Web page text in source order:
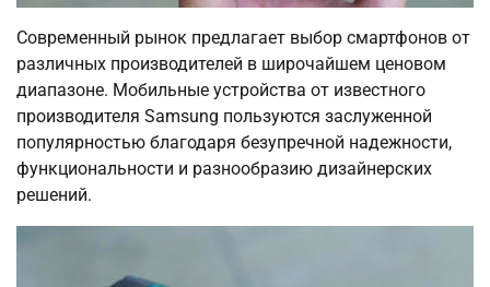
Современный рынок предлагает выбор смартфонов от
различных производителей в широчайшем ценовом
диапазоне. Мобильные устройства от известного
производителя Samsung пользуются заслуженной
популярностью благодаря безупречной надежности,
функциональности и разнообразию дизайнерских
решений.